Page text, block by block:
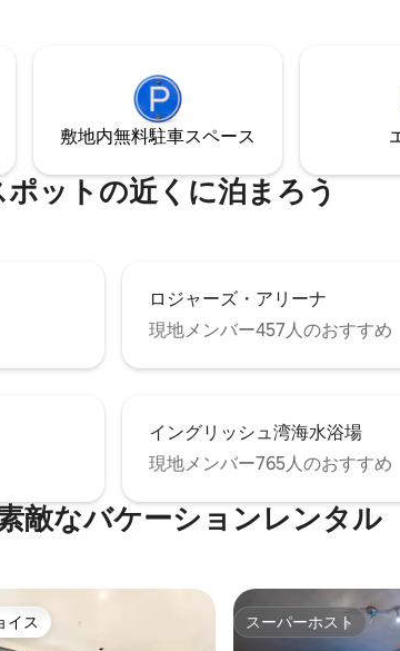
、ロジャース・アリー
の開催地であるBCプレイス
最高のロケーションで
ファイヤーテーブル
飲み物を楽しんでください。
晴らしいダイニング
通の近く。ウォーター
敷地内無料駐⁠車ス⁠ペ⁠ー⁠ス
ットの近くに泊まろう
ロジャーズ・アリーナ
現地メンバー457人のおすすめ
イングリッシュ湾海水浴場
現地メンバー765人のおすすめ
敵なバケーションレンタル
チョイスです。
イス スーパーホスト
スーパーホスト